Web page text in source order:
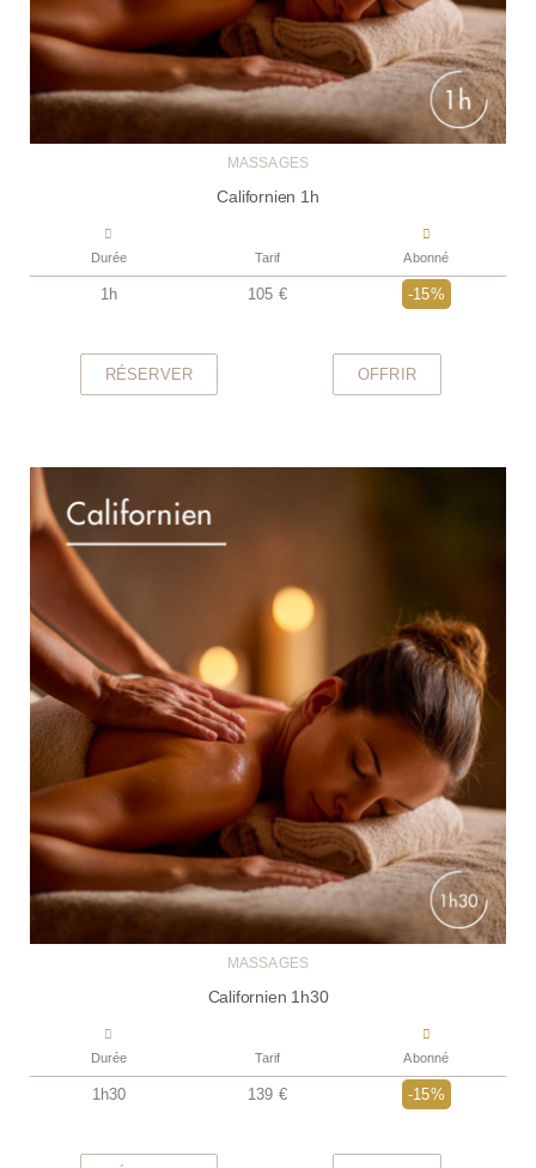
MASSAGES
Californien 1h
Durée Tarif Abonné
1h 105 € -15%
RÉSERVER OFFRIR
MASSAGES
Californien 1h30
Durée Tarif Abonné
1h30 139 € -15%